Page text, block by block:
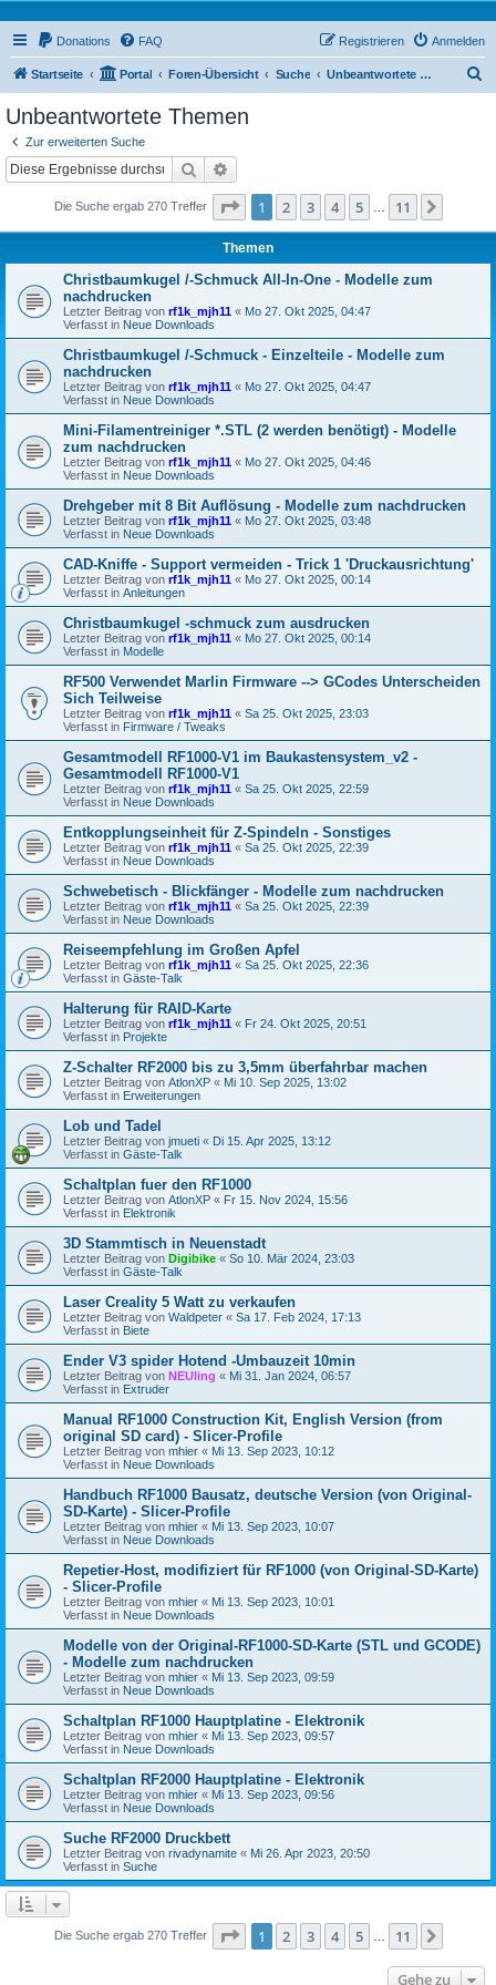
Donations FAQ Anmelden
Registrieren
Startseite Portal Foren-Übersicht Suche Unbeantwortete Themen
Unbeantwortete Themen
Zur erweiterten Suche
Suche
Die Suche ergab 270 Treffer Seite 1von 11
1 2 3 4 5 11
Themen
Christbaumkugel /-Schmuck All-In-One - Modelle zum
nachdrucken
Letzter Beitrag von rf1k_mjh11 « Mo 27. Okt 2025, 04:47
Verfasst in Neue Downloads
Christbaumkugel /-Schmuck - Einzelteile - Modelle zum
nachdrucken
Letzter Beitrag von rf1k_mjh11 « Mo 27. Okt 2025, 04:47
Verfasst in Neue Downloads
Mini-Filamentreiniger *.STL (2 werden benötigt) - Modelle
zum nachdrucken
Letzter Beitrag von rf1k_mjh11 « Mo 27. Okt 2025, 04:46
Verfasst in Neue Downloads
Drehgeber mit 8 Bit Auflösung - Modelle zum nachdrucken
Letzter Beitrag von rf1k_mjh11 « Mo 27. Okt 2025, 03:48
Verfasst in Neue Downloads
CAD-Kniffe - Support vermeiden - Trick 1 'Druckausrichtung'
Letzter Beitrag von rf1k_mjh11 « Mo 27. Okt 2025, 00:14
Verfasst in Anleitungen
Christbaumkugel -schmuck zum ausdrucken
Letzter Beitrag von rf1k_mjh11 « Mo 27. Okt 2025, 00:14
Verfasst in Modelle
RF500 Verwendet Marlin Firmware --> GCodes Unterscheiden
Sich Teilweise
Letzter Beitrag von rf1k_mjh11 « Sa 25. Okt 2025, 23:03
Verfasst in Firmware / Tweaks
Gesamtmodell RF1000-V1 im Baukastensystem_v2 -
Gesamtmodell RF1000-V1
Letzter Beitrag von rf1k_mjh11 « Sa 25. Okt 2025, 22:59
Verfasst in Neue Downloads
Entkopplungseinheit für Z-Spindeln - Sonstiges
Letzter Beitrag von rf1k_mjh11 « Sa 25. Okt 2025, 22:39
Verfasst in Neue Downloads
Schwebetisch - Blickfänger - Modelle zum nachdrucken
Letzter Beitrag von rf1k_mjh11 « Sa 25. Okt 2025, 22:39
Verfasst in Neue Downloads
Reiseempfehlung im Großen Apfel
Letzter Beitrag von rf1k_mjh11 « Sa 25. Okt 2025, 22:36
Verfasst in Gäste-Talk
Halterung für RAID-Karte
Letzter Beitrag von rf1k_mjh11 « Fr 24. Okt 2025, 20:51
Verfasst in Projekte
Z-Schalter RF2000 bis zu 3,5mm überfahrbar machen
Letzter Beitrag von AtlonXP « Mi 10. Sep 2025, 13:02
Verfasst in Erweiterungen
Lob und Tadel
Letzter Beitrag von jmueti « Di 15. Apr 2025, 13:12
Verfasst in Gäste-Talk
Schaltplan fuer den RF1000
Letzter Beitrag von AtlonXP « Fr 15. Nov 2024, 15:56
Verfasst in Elektronik
3D Stammtisch in Neuenstadt
Letzter Beitrag von Digibike « So 10. Mär 2024, 23:03
Verfasst in Gäste-Talk
Laser Creality 5 Watt zu verkaufen
Letzter Beitrag von Waldpeter « Sa 17. Feb 2024, 17:13
Verfasst in Biete
Ender V3 spider Hotend -Umbauzeit 10min
Letzter Beitrag von NEUling « Mi 31. Jan 2024, 06:57
Verfasst in Extruder
Manual RF1000 Construction Kit, English Version (from
original SD card) - Slicer-Profile
Letzter Beitrag von mhier « Mi 13. Sep 2023, 10:12
Verfasst in Neue Downloads
Handbuch RF1000 Bausatz, deutsche Version (von Original-
SD-Karte) - Slicer-Profile
Letzter Beitrag von mhier « Mi 13. Sep 2023, 10:07
Verfasst in Neue Downloads
Repetier-Host, modifiziert für RF1000 (von Original-SD-Karte)
- Slicer-Profile
Letzter Beitrag von mhier « Mi 13. Sep 2023, 10:01
Verfasst in Neue Downloads
Modelle von der Original-RF1000-SD-Karte (STL und GCODE)
- Modelle zum nachdrucken
Letzter Beitrag von mhier « Mi 13. Sep 2023, 09:59
Verfasst in Neue Downloads
Schaltplan RF1000 Hauptplatine - Elektronik
Letzter Beitrag von mhier « Mi 13. Sep 2023, 09:57
Verfasst in Neue Downloads
Schaltplan RF2000 Hauptplatine - Elektronik
Letzter Beitrag von mhier « Mi 13. Sep 2023, 09:56
Verfasst in Neue Downloads
Suche RF2000 Druckbett
Letzter Beitrag von rivadynamite « Mi 26. Apr 2023, 20:50
Verfasst in Suche
Die Suche ergab 270 Treffer Seite 1von 11
1 2 3 4 5 11
Gehe zu